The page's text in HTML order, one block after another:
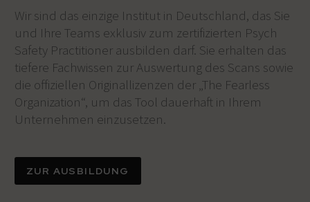
Wir sind das einzige Institut in Deutschland, das Sie
und Ihre Teams exklusiv zum zertifizierten Psych
Safety Practitioner ausbilden darf. Sie erhalten das
tiefere Fachwissen zur Auswertung des Scans sowie
die offiziellen Originallizenzen der „The Fearless
Organization“, um das Tool dauerhaft in Ihrem
Unternehmen einzusetzen.
ZUR AUSBILDUNG